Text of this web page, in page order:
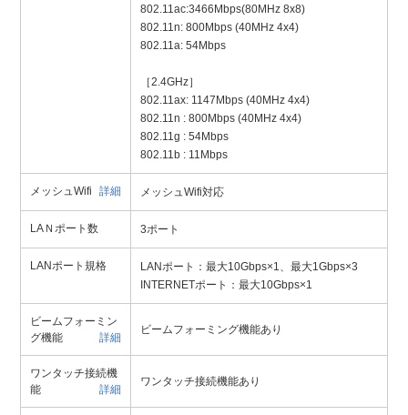
802.11ac:3466Mbps(80MHz 8x8)
802.11n: 800Mbps (40MHz 4x4)
802.11a: 54Mbps
［2.4GHz］
802.11ax: 1147Mbps (40MHz 4x4)
802.11n : 800Mbps (40MHz 4x4)
802.11g : 54Mbps
802.11b : 11Mbps
メッシュWifi 詳細 メッシュWifi対応
LAＮポート数 3ポート
LANポート規格
LANポート：最大10Gbps×1、最大1Gbps×3
INTERNETポート：最大10Gbps×1
ビームフォーミン
グ機能
詳細
ビームフォーミング機能あり
ワンタッチ接続機
能
詳細
ワンタッチ接続機能あり